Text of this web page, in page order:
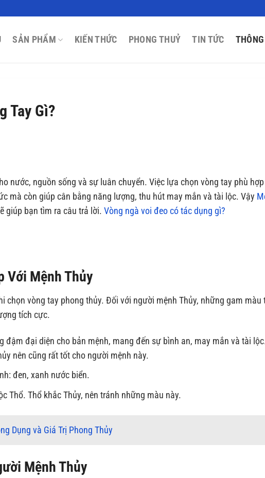
SẢN PHẨM KIẾN THỨC PHONG THUỶ TIN TỨC
Tay Gì?
nước, nguồn sống và sự luân chuyển. Việc lựa chọn vòng tay phù
mà còn giúp cân bằng năng lượng, thu hút may mắn và tài lộc. Vậy
giúp bạn tìm ra câu trả lời.Vòng ngà voi đeo có tác dụng gì?
Với Mệnh Thủy
chọn vòng tay phong thủy. Đối với người mệnh Thủy, những gam màu
tích cực.
đậm đại diện cho bản mệnh, mang đến sự bình an, may mắn và tài
nên cũng rất tốt cho người mệnh này.
đen, xanh nước biển.
Thổ. Thổ khắc Thủy, nên tránh những màu này.
Dụng và Giá Trị Phong Thủy
Mệnh Thủy